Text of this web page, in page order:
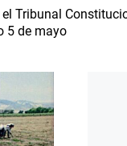
Tribunal
5 de mayo